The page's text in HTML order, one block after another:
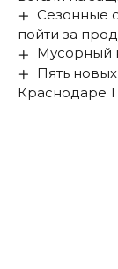
Сезонные
пойти за
Мусорный
Пять
Краснодаре 1